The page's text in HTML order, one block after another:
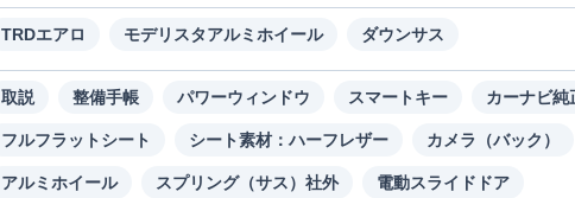
TRDエアロ モデリスタアルミホイール ダウンサス
取説 整備手帳 パワーウィンドウ スマートキー カーナビ純
フルフラットシート シート素材：ハーフレザー カメラ（バック）
アルミホイール スプリング（サス）社外 電動スライドドア